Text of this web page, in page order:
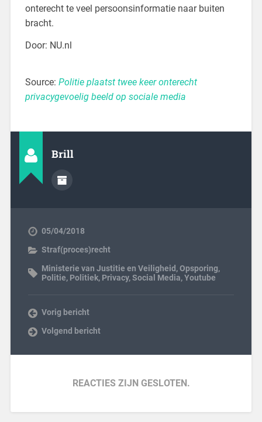
onterecht te veel persoonsinformatie naar buiten
bracht.
Door: NU.nl
Source: Politie plaatst twee keer onterecht
privacygevoelig beeld op sociale media
Brill
05/04/2018
Straf(proces)recht
Ministerie van Justitie en Veiligheid ,Opsporing,
Politie, Politiek, Privacy,Social Media,Youtube
Vorig bericht
Volgend bericht
REACTIES ZIJN GESLOTEN.